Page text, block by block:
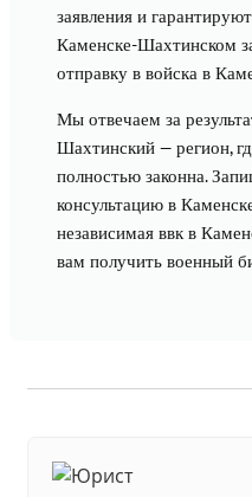
заявления и
Каменске-Шахтинском
отправку в войска в
Мы отвечаем за
Шахтинский — регион,
полностью законна.
консультацию в
независимая ввк в
вам получить военный